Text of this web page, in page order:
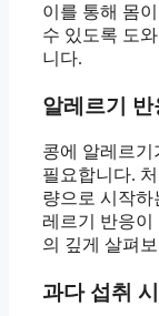
이를 통해 몸
수 있도록 도
니다.
알레르기 반
콩에 알레르
필요합니다.
량으로 시작하
레르기 반응이
의 깊게 살펴
과다 섭취